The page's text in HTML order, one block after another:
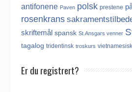
antifonene Paven polsk prestene
rosenkrans
skriftemål spansk St.Ansgars venner
tagalog tridentinsk troskurs vietnamesisk
Er du registrert?